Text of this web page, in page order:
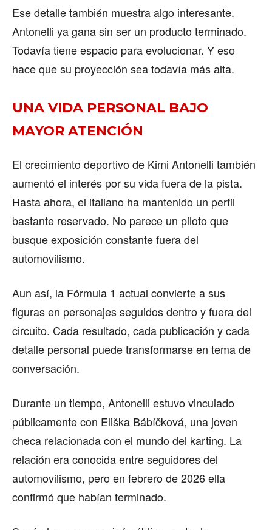
Ese detalle también muestra algo interesante.
Antonelli ya gana sin ser un producto terminado.
Todavía tiene espacio para evolucionar. Y eso
hace que su proyección sea todavía más alta.
UNA VIDA PERSONAL BAJO
MAYOR ATENCIÓN
El crecimiento deportivo de Kimi Antonelli también
aumentó el interés por su vida fuera de la pista.
Hasta ahora, el italiano ha mantenido un perfil
bastante reservado. No parece un piloto que
busque exposición constante fuera del
automovilismo.
Aun así, la Fórmula 1 actual convierte a sus
figuras en personajes seguidos dentro y fuera del
circuito. Cada resultado, cada publicación y cada
detalle personal puede transformarse en tema de
conversación.
Durante un tiempo, Antonelli estuvo vinculado
públicamente con Eliška Bábíčková, una joven
checa relacionada con el mundo del karting. La
relación era conocida entre seguidores del
automovilismo, pero en febrero de 2026 ella
confirmó que habían terminado.